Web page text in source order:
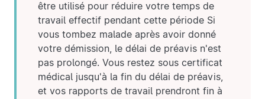
être utilisé pour réduire votre temps de
travail effectif pendant cette période Si
vous tombez malade après avoir donné
votre démission, le délai de préavis n'est
pas prolongé. Vous restez sous certificat
médical jusqu'à la fin du délai de préavis,
et vos rapports de travail prendront fin à